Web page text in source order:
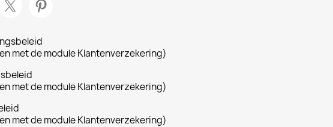
met de module Klantenverzekering)
met de module Klantenverzekering)
met de module Klantenverzekering)